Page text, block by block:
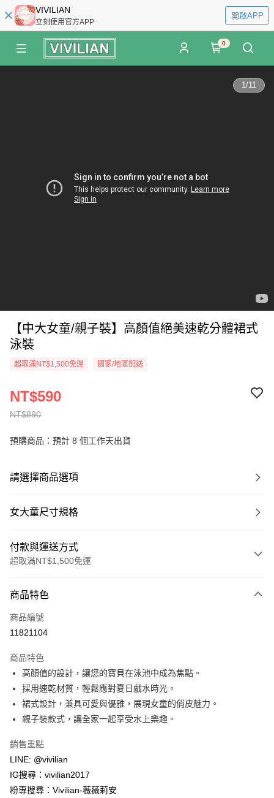
VIVILIAN
立刻使用官方APP
開啟APP
0
1/11
【中大女童/親子裝】高顏值絕美速乾分體裙式
泳裝
超取滿NT$1,500免運 國家/地區配送
NT$890
NT$590
預購商品：預計 8 個工作天出貨
請選擇商品選項
女大童尺寸規格
付款與運送方式
超取滿NT$1,500免運
信用卡一次付款
信用卡分期付款
合作金庫商業銀行
華南商業銀行
彰化商業銀行
上海商業儲蓄銀行
台北富邦商業銀行
國泰世華商業銀行
兆豐國際商業銀行
臺灣中小企業銀行
台中商業銀行
聯邦商業銀行
台新國際商業銀行
台灣樂天信用卡公司
超商取貨付款
LINE Pay
Apple Pay
悠遊付
Google Pay
商品特色
商品編號
11821104
商品特色
高顏值的設計，讓您的寶貝在泳池中成為焦點。
採用速乾材質，輕鬆應對夏日戲水時光。
裙式設計，兼具可愛與優雅，展現女童的俏皮魅力。
親子裝款式，讓全家一起享受水上樂趣。
銷售重點
LINE: @vivilian
IG搜尋：vivilian2017
粉專搜尋：Vivilian-薇薇莉安